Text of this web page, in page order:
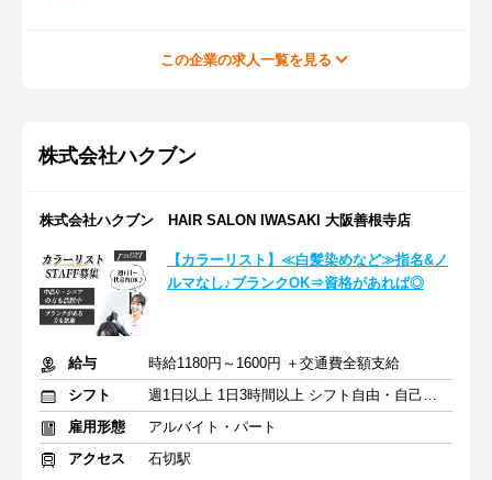
この企業の求人一覧を見る
株式会社ハクブン
株式会社ハクブン HAIR SALON IWASAKI 大阪善根寺店
【カラーリスト】≪白髪染めなど≫指名&ノ
ルマなし♪ブランクOK⇒資格があれば◎
給与
時給1180円～1600円 ＋交通費全額支給
シフト
週1日以上 1日3時間以上 シフト自由・自己申告
雇用形態
アルバイト・パート
アクセス
石切駅